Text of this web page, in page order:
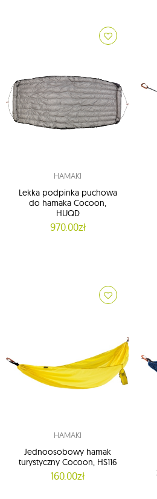
HAMAKI
Lekka podpinka puchowa
do hamaka Cocoon,
HUQD
970.00zł
HAMAKI
Jednoosobowy hamak
turystyczny Cocoon, HS116
160.00zł